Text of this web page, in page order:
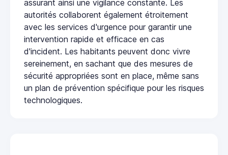
assurant ainsi une vigilance constante. Les
autorités collaborent également étroitement
avec les services d'urgence pour garantir une
intervention rapide et efficace en cas
d'incident. Les habitants peuvent donc vivre
sereinement, en sachant que des mesures de
sécurité appropriées sont en place, même sans
un plan de prévention spécifique pour les risques
technologiques.